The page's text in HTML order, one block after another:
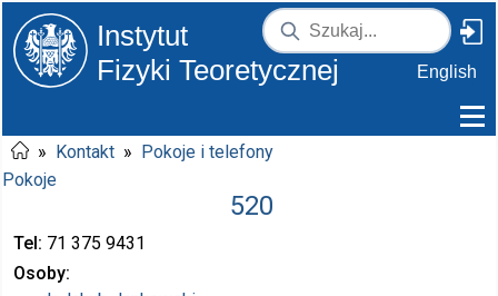
Instytut
Fizyki Teoretycznej
English
» Kontakt » Pokoje i telefony
Pokoje
520
Tel 71 375 9431
Osoby